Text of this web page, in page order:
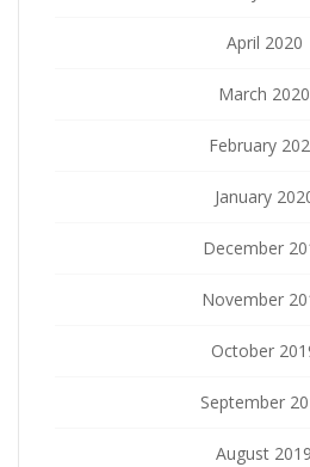
April 2020
March 2020
February
January
December
November
October
September
August 2019